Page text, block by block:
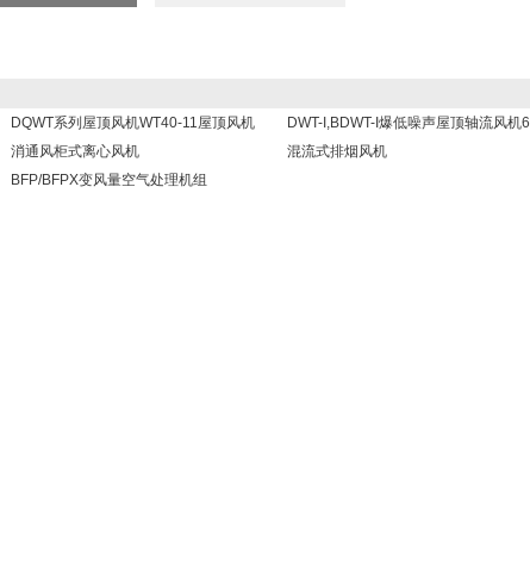
DQWT系列屋顶风机WT40-11屋顶风机 DWT-I,BDWT-I爆低噪声屋顶轴流风机
消通风柜式离心风机 混流式排烟风机
BFP/BFPX变风量空气处理机组